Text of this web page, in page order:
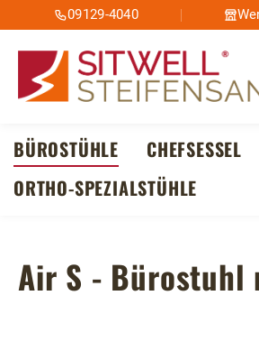
Hauptinhalt springen
Zur Suche springen
Zur Hauptnavigation springen
09129-4040
BÜROSTÜHLE CHEFSESSEL
ORTHO-SPEZIALSTÜHLE
Air S - Bürostuhl